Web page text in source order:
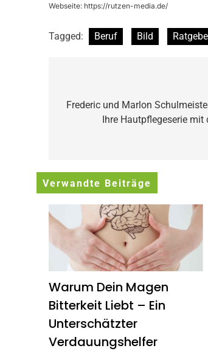
Webseite: https://rutzen-media.de/
Tagged: Beruf Bild
Frederic und Marlon
Ihre Hautpflegeserie mit
Verwandte Beiträge
Warum Dein Magen
Bitterkeit Liebt – Ein
Unterschätzter
Verdauungshelfer